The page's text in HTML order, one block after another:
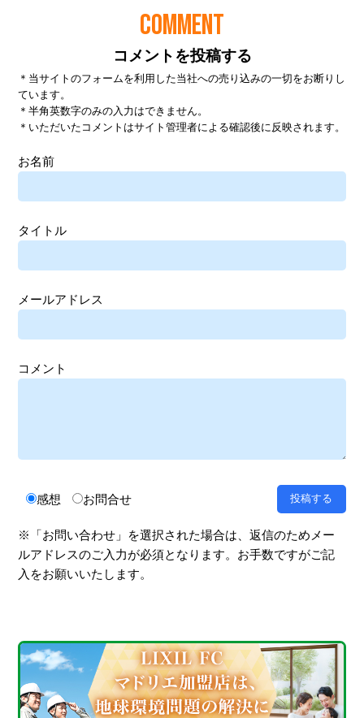
COMMENT
コメントを投稿する
＊当サイトのフォームを利用した当社への売り込みの一切をお断りし
ています。
＊半角英数字のみの入力はできません。
＊いただいたコメントはサイト管理者による確認後に反映されます。
お名前
タイトル
メールアドレス
コメント
感想 お問合せ
※「お問い合わせ」を選択された場合は、返信のためメー
ルアドレスのご入力が必須となります。お手数ですがご記
入をお願いいたします。